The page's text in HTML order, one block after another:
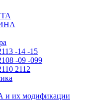
-14 -15
-09 -099
2112
их модификации